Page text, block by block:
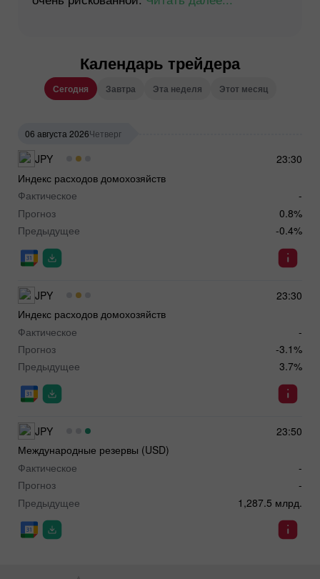
Календарь трейдера
Сегодня Завтра Эта неделя Этот месяц
06 августа 2026Четверг
23:30
JPY
Индекс расходов домохозяйств
Фактическое
-
Прогноз
0.8%
Предыдущее
-0.4%
23:30
JPY
Индекс расходов домохозяйств
Фактическое
-
Прогноз
-3.1%
Предыдущее
3.7%
23:50
JPY
Международные резервы (USD)
Фактическое
-
Прогноз
-
Предыдущее
1,287.5 млрд.